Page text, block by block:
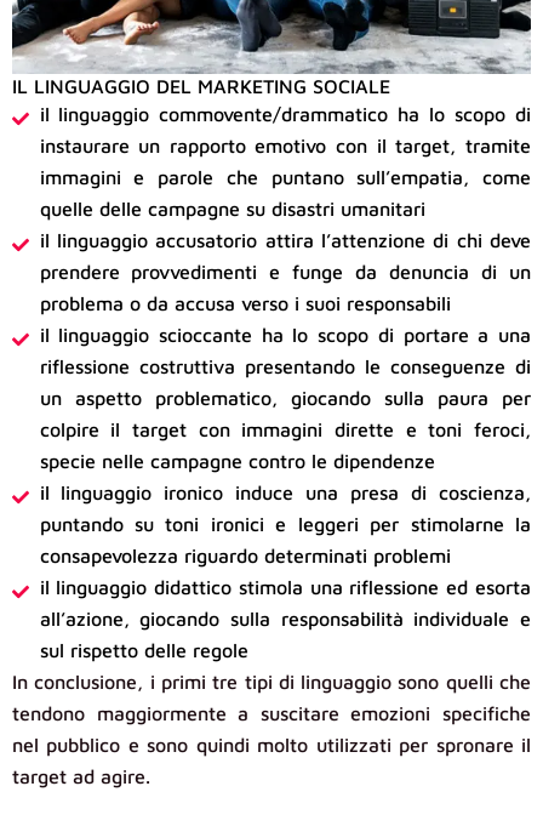
IL LINGUAGGIO DEL MARKETING SOCIALE
il linguaggio commovente/drammatico ha lo scopo di
instaurare un rapporto emotivo con il target, tramite
immagini e parole che puntano sull’empatia, come
quelle delle campagne su disastri umanitari
il linguaggio accusatorio attira l’attenzione di chi deve
prendere provvedimenti e funge da denuncia di un
problema o da accusa verso i suoi responsabili
il linguaggio scioccante ha lo scopo di portare a una
riflessione costruttiva presentando le conseguenze di
un aspetto problematico, giocando sulla paura per
colpire il target con immagini dirette e toni feroci,
specie nelle campagne contro le dipendenze
il linguaggio ironico induce una presa di coscienza,
puntando su toni ironici e leggeri per stimolarne la
consapevolezza riguardo determinati problemi
il linguaggio didattico stimola una riflessione ed esorta
all’azione, giocando sulla responsabilità individuale e
sul rispetto delle regole
In conclusione, i primi tre tipi di linguaggio sono quelli che
tendono maggiormente a suscitare emozioni specifiche
nel pubblico e sono quindi molto utilizzati per spronare il
target ad agire.